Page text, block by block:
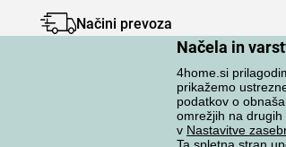
Načela in
4home.si
prikažemo
podatkov o
omrežjih na
v Nastavitve
Ta spletna stran
Načini prevoza
Varstvo osebnih podatkov